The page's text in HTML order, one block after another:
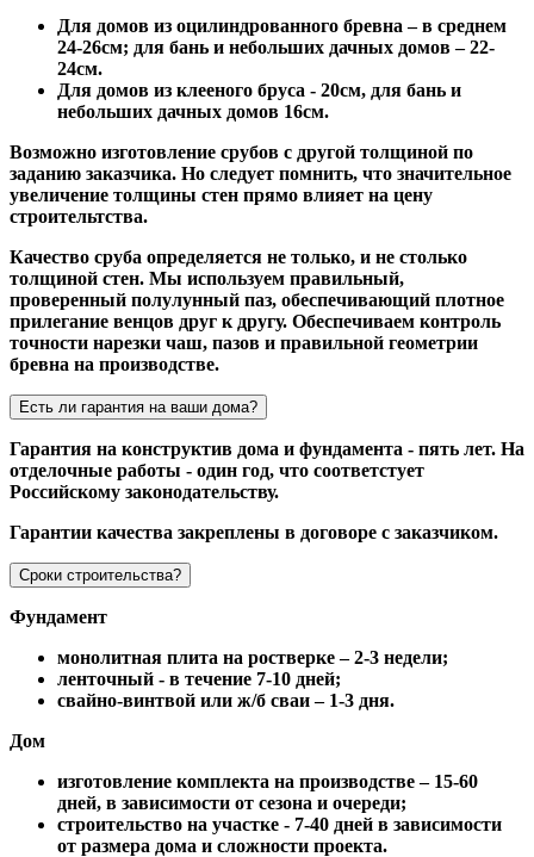
Для домов из оцилиндрованного бревна – в среднем
24-26см; для бань и небольших дачных домов – 22-
24см.
Для домов из клееного бруса - 20см, для бань и
небольших дачных домов 16см.
Возможно изготовление срубов с другой толщиной по
заданию заказчика. Но следует помнить, что значительное
увеличение толщины стен прямо влияет на цену
строительтства.
Качество сруба определяется не только, и не столько
толщиной стен. Мы используем правильный,
проверенный полулунный паз, обеспечивающий плотное
прилегание венцов друг к другу. Обеспечиваем контроль
точности нарезки чаш, пазов и правильной геометрии
бревна на производстве.
Есть ли гарантия на ваши дома?
Гарантия на конструктив дома и фундамента - пять лет. На
отделочные работы - один год, что соответстует
Российскому законодательству.
Гарантии качества закреплены в договоре с заказчиком.
Сроки строительства?
Фундамент
монолитная плита на ростверке – 2-3 недели;
ленточный - в течение 7-10 дней;
свайно-винтвой или ж/б сваи – 1-3 дня.
Дом
изготовление комплекта на производстве – 15-60
дней, в зависимости от сезона и очереди;
строительство на участке - 7-40 дней в зависимости
от размера дома и сложности проекта.